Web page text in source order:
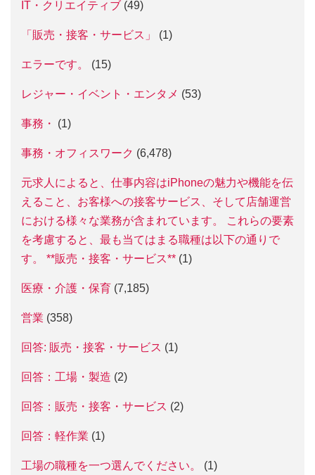
IT・クリエイティブ (49)
「販売・接客・サービス」 (1)
エラーです。 (15)
レジャー・イベント・エンタメ (53)
事務・ (1)
事務・オフィスワーク (6,478)
元求人によると、仕事内容はiPhoneの魅力や機能を伝
えること、お客様への接客サービス、そして店舗運営
における様々な業務が含まれています。 これらの要素
を考慮すると、最も当てはまる職種は以下の通りで
す。 **販売・接客・サービス** (1)
医療・介護・保育 (7,185)
営業 (358)
回答: 販売・接客・サービス (1)
回答：工場・製造 (2)
回答：販売・接客・サービス (2)
回答：軽作業 (1)
工場の職種を一つ選んでください。 (1)